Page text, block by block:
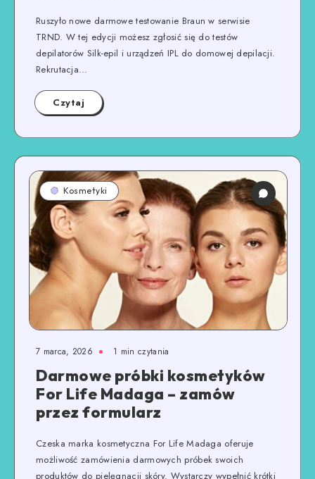
Ruszyło nowe darmowe testowanie Braun w serwisie
TRND. W tej edycji możesz zgłosić się do testów
depilatorów Silk-epil i urządzeń IPL do domowej depilacji.
Rekrutacja…
Czytaj
Kosmetyki
7 marca, 2026 1 min czytania
Darmowe próbki kosmetyków
For Life Madaga – zamów
przez formularz
Czeska marka kosmetyczna For Life Madaga oferuje
możliwość zamówienia darmowych próbek swoich
produktów do pielęgnacji skóry. Wystarczy wypełnić krótki